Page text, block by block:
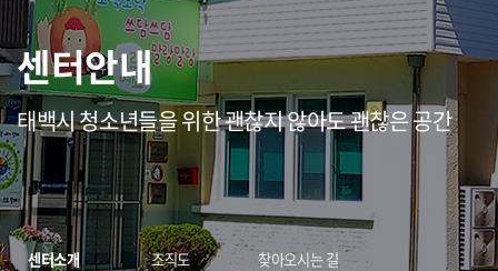
센터안내
태백시 청소년들을 위한 괜찮지 않아도 괜찮은 공간
센터소개 조직도 찾아오시는 길